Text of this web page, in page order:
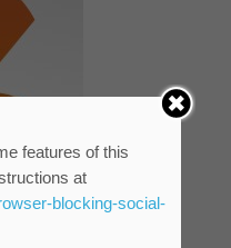
features of this
at
blocking-social-